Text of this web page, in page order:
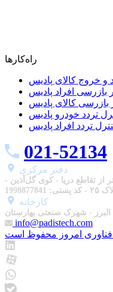
راه‌کارها
و خروج کالای پادیس
بازرسی افراد پادیس
بازرسی کالای پادیس
تردد خودرو پادیس
تردد افراد پادیس
021-52134
دفتر مرکزی
از تقاطع دریا - کوی گل‌آذین -
کد پستی: 1998877841
البرز - شهرک صنعتی بهارستان
info@padistech.com